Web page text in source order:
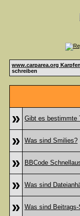
www.carparea.org
schreiben
»
Gibt es bestimmte
» Was sind Smilies?
» BBCode
» Was sind
» Was sind